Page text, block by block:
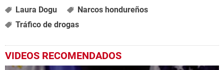
Laura Dogu
Narcos hondureños
Tráfico de drogas
VIDEOS RECOMENDADOS